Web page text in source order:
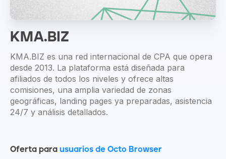
KMA.BIZ
KMA.BIZ es una red internacional de CPA que opera
desde 2013. La plataforma está diseñada para
afiliados de todos los niveles y ofrece altas
comisiones, una amplia variedad de zonas
geográficas, landing pages ya preparadas, asistencia
24/7 y análisis detallados.
Oferta para usuarios de Octo Browser